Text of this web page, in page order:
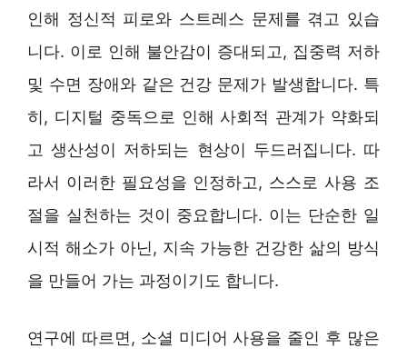
인해 정신적 피로와 스트레스 문제를 겪고 있습
니다. 이로 인해 불안감이 증대되고, 집중력 저하
및 수면 장애와 같은 건강 문제가 발생합니다. 특
히, 디지털 중독으로 인해 사회적 관계가 약화되
고 생산성이 저하되는 현상이 두드러집니다. 따
라서 이러한 필요성을 인정하고, 스스로 사용 조
절을 실천하는 것이 중요합니다. 이는 단순한 일
시적 해소가 아닌, 지속 가능한 건강한 삶의 방식
을 만들어 가는 과정이기도 합니다.
연구에 따르면, 소셜 미디어 사용을 줄인 후 많은